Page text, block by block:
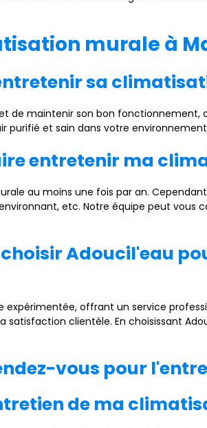
murale à
sa
de maintenir son bon
purifié et sain dans votre
entretenir ma
au moins une fois par an.
etc. Notre équipe peut vous
choisir Adoucil'eau
offrant un service
clientèle. En choisissant
vous pour
de ma